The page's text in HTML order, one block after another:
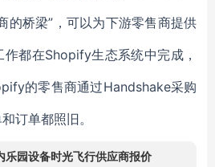
的桥梁”，可以为下游零售商提供
都在Shopify生态系统中完成，
的零售商通过Handshake采购
订单都照旧。
乐园设备时光飞行供应商报价